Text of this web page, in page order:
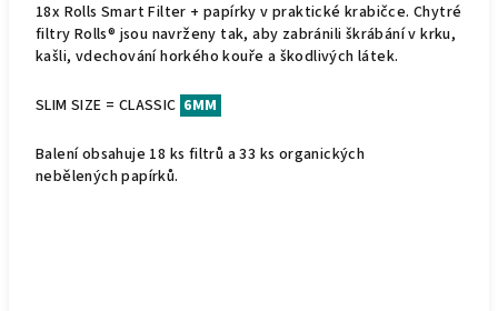
18x Rolls Smart Filter + papírky v praktické krabičce. Chytré
filtry Rolls® jsou navrženy tak, aby zabránili škrábání v krku,
kašli, vdechování horkého kouře a škodlivých látek.
SLIM SIZE = CLASSIC 6MM
Balení obsahuje 18 ks filtrů a 33 ks organických
nebělených papírků.